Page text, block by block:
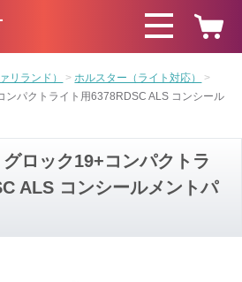
リランド）
ホルスター（ライト対応）
ンパクトライト用6378RDSC ALS コンシール
ロック19+コンパクトラ
ALS コンシールメントパ